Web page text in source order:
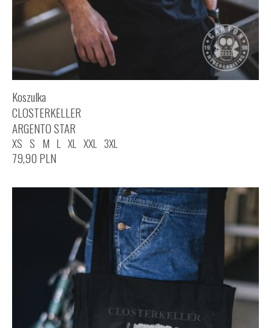
Koszulka
CLOSTERKELLER
ARGENTO STAR
XS S M L XL XXL 3XL
79,90 PLN